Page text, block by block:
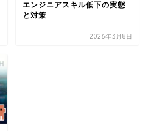
エンジニアスキル低下の実態
と対策
2026年3月8日